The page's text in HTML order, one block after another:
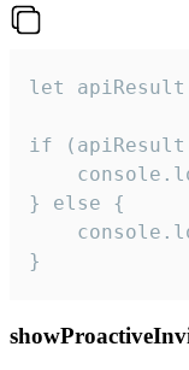
let
if
} else {
}